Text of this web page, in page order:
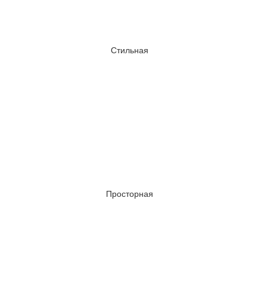
Стильная
Просторная